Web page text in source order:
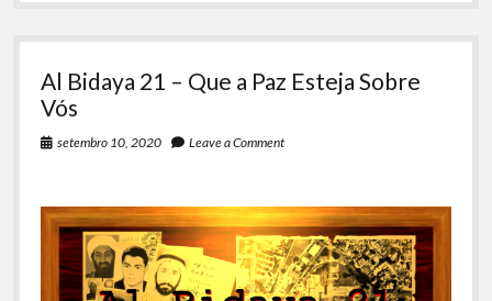
Al Bidaya 21 – Que a Paz Esteja Sobre
Vós
setembro 10, 2020 Leave a Comment